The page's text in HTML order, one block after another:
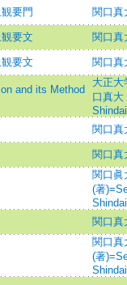
要門
関口真
要文 関口真
要文 関口真
and its Method
大正大
口真
Shindai
関口真
関口真
関口眞
(著
関口真
関口真
(著